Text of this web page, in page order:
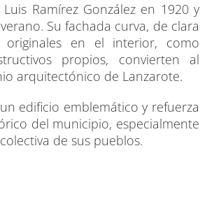
Ramírez González en 1920 y
Su fachada curva, de clara
originales en el interior, como
propios, convierten al
arquitectónico de Lanzarote.
edificio emblemático y refuerza
del municipio, especialmente
de sus pueblos.